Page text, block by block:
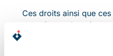
Ces droits ainsi que
exercés et adressés en